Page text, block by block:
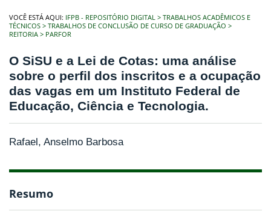
VOCÊ ESTÁ AQUI: IFPB - REPOSITÓRIO DIGITAL
TRABALHOS ACADÊMICOS E
TÉCNICOS
TRABALHOS DE CONCLUSÃO DE CURSO DE GRADUAÇÃO
REITORIA
PARFOR
O SiSU e a Lei de Cotas: uma análise
sobre o perfil dos inscritos e a ocupação
das vagas em um Instituto Federal de
Educação, Ciência e Tecnologia.
Rafael, Anselmo Barbosa
Resumo